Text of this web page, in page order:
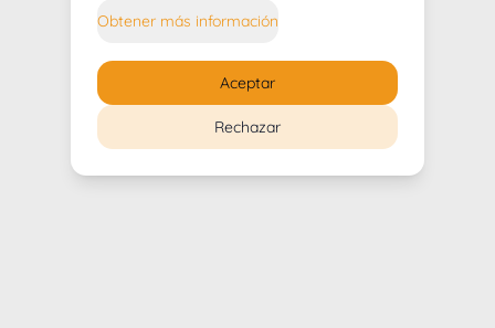
Obtener más información
Rechazar
Aceptar